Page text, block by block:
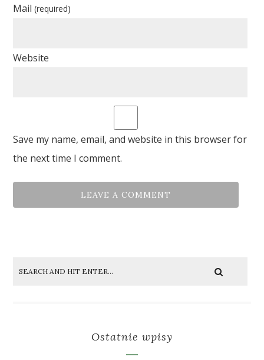
Mail(required)
Website
Save my name, email, and website in this browser for
the next time I comment.
Ostatnie wpisy